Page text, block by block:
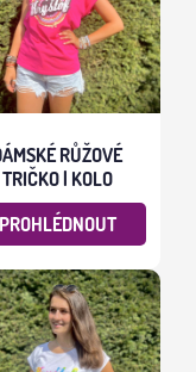
RŮŽOVÉ
TRIČKO | KOLO
PROHLÉDNOUT